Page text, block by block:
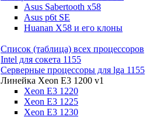
Asus Sabertooth x58
Asus p6t SE
Huanan X58 и его клоны
Список (таблица) всех процессоров
Intel для сокета 1155
Серверные процессоры для lga 1155
Линейка Xeon E3 1200 v1
Xeon E3 1220
Xeon E3 1225
Xeon E3 1230